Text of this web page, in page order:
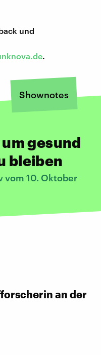
und
.
Shownotes
gesund
bleiben
vom 10. Oktober
an der